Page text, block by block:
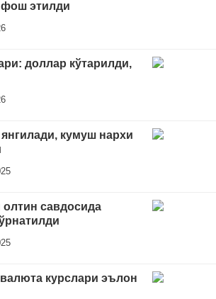
этилди
доллар кўтарилди,
кумуш нархи
олтин савдосида
курслари эълон